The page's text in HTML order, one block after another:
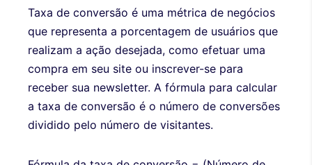
Taxa de conversão é uma métrica de negócios
que representa a porcentagem de usuários que
realizam a ação desejada, como efetuar uma
compra em seu site ou inscrever-se para
receber sua newsletter. A fórmula para calcular
a taxa de conversão é o número de conversões
dividido pelo número de visitantes.